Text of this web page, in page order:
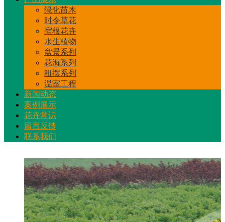
绿化苗木
时令草花
宿根花卉
水生植物
盆景系列
花海系列
租摆系列
温室工程
新闻动态
案例展示
花卉常识
留言反馈
联系我们